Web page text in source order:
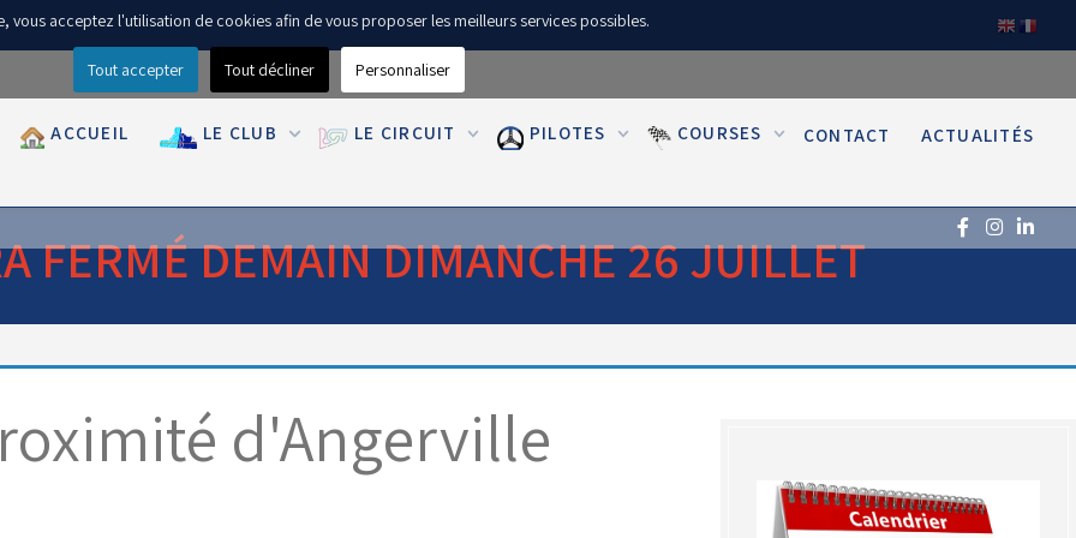
ACCUEIL LE CLUB LE CIRCUIT PILOTES COURSES CONTACT ACTUALITÉS
FERMÉ DEMAIN DIMANCHE 26 JUILLET
d'Angerville
vous acceptez l'utilisation de cookies afin de vous proposer les meilleurs services possibles.
Tout accepter Tout décliner Personnaliser